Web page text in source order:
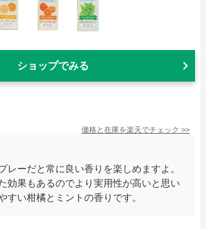
ショップでみる
価格と在庫を楽天でチェック >>
レーだと常に良い香りを楽しめますよ。
効果もあるのでより実用性が高いと思い
すい柑橘とミントの香りです。